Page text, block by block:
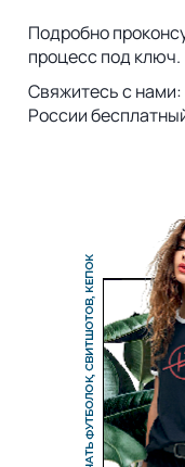
Подробно
процесс под ключ.
Свяжитесь с
России